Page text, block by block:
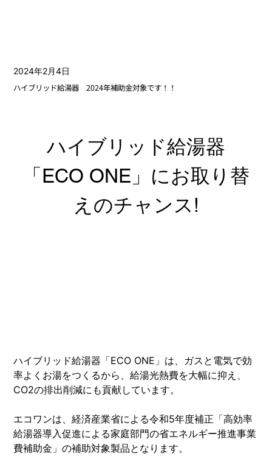
ハイブリッド給湯器 2024年補助金対象です！！
2024年2月4日
ハイブリッド給湯器
「ECO ONE」にお取り替
えのチャンス!
ハイブリッド給湯器「ECO ONE」は、ガスと電気で効
率よくお湯をつくるから、給湯光熱費を大幅に抑え、
CO2の排出削減にも貢献しています。
エコワンは、経済産業省による令和5年度補正「高効率
給湯器導入促進による家庭部門の省エネルギー推進事業
費補助金」の補助対象製品となります。